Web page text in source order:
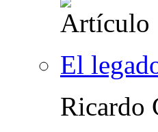
El
Ricardo